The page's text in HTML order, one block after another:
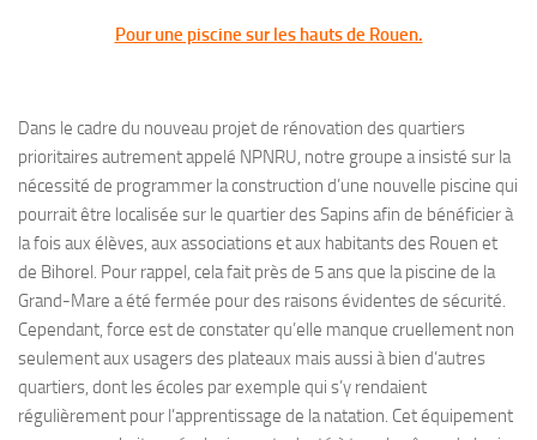
Pour une piscine sur les hauts de Rouen.
Dans le cadre du nouveau projet de rénovation des quartiers
prioritaires autrement appelé NPNRU, notre groupe a insisté sur la
nécessité de programmer la construction d’une nouvelle piscine qui
pourrait être localisée sur le quartier des Sapins afin de bénéficier à
la fois aux élèves, aux associations et aux habitants des Rouen et
de Bihorel. Pour rappel, cela fait près de 5 ans que la piscine de la
Grand-Mare a été fermée pour des raisons évidentes de sécurité.
Cependant, force est de constater qu’elle manque cruellement non
seulement aux usagers des plateaux mais aussi à bien d’autres
quartiers, dont les écoles par exemple qui s’y rendaient
régulièrement pour l’apprentissage de la natation. Cet équipement